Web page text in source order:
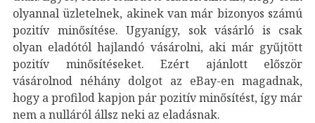
olyannal üzletelnek, akinek van már bizonyos számú
pozitív minősítése. Ugyanígy, sok vásárló is csak
olyan eladótól hajlandó vásárolni, aki már gyűjtött
pozitív minősítéseket. Ezért ajánlott először
vásárolnod néhány dolgot az eBay-en magadnak,
hogy a profilod kapjon pár pozitív minősítést, így már
nem a nulláról állsz neki az eladásnak.